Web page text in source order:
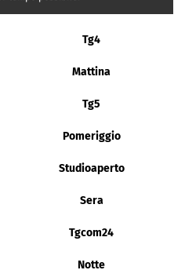
Tg4
Mattina
Tg5
Pomeriggio
Studioaperto
Sera
Tgcom24
Notte